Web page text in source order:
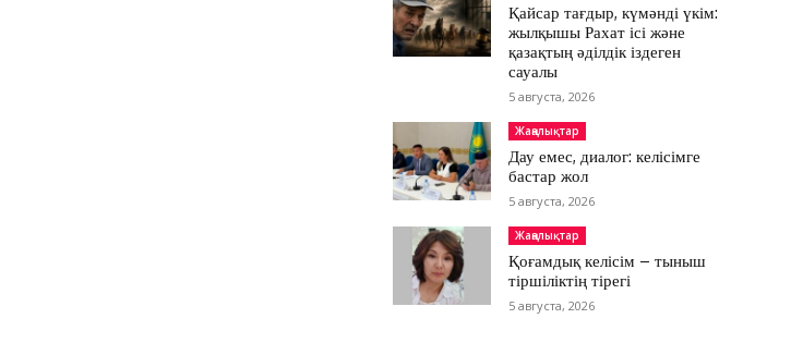
Қайсар тағдыр, күмәнді үкім:
жылқышы Рахат ісі және
қазақтың әділдік іздеген
сауалы
5 августа, 2026
Жаңалықтар
Дау емес, диалог: келісімге
бастар жол
5 августа, 2026
Жаңалықтар
Қоғамдық келісім – тыныш
тіршіліктің тірегі
5 августа, 2026